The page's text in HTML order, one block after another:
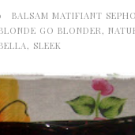
BALSAM MATIFIANT
GO BLONDER,
, SLEEK